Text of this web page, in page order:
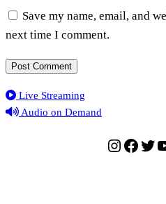
Save my name, email, and
next time I comment.
Live Streaming
Audio on Demand